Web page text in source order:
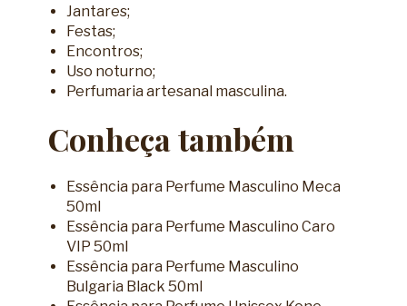
Jantares;
Festas;
Encontros;
Uso noturno;
Perfumaria artesanal masculina.
Conheça também
Essência para Perfume Masculino Meca
50ml
Essência para Perfume Masculino Caro
VIP 50ml
Essência para Perfume Masculino
Bulgaria Black 50ml